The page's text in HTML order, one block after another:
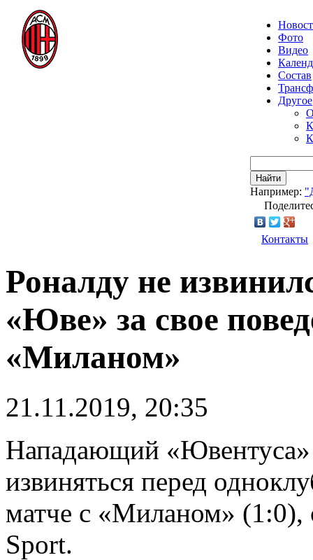
Фото
Видео
Состав
Другое
Найти
Например:
Контакты
Роналду не
«Юве» за свое
«Миланом»
21.11.2019, 20:35
Нападающий
извиняться перед
матче с «Миланом» (1:0),
Sport.